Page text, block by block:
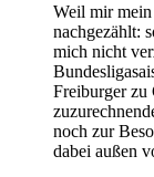
Weil mir
nachgezählt:
mich nicht
Freiburger zu
noch zur
dabei außen